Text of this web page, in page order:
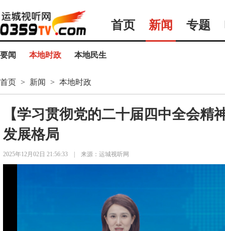
首页 新闻 专题
要闻 本地时政 本地民生
首页 > 新闻 > 本地时政
【学习贯彻党的二十届四中全会
发展格局
2025年12月02日 21:56:33 来源：运城视听网